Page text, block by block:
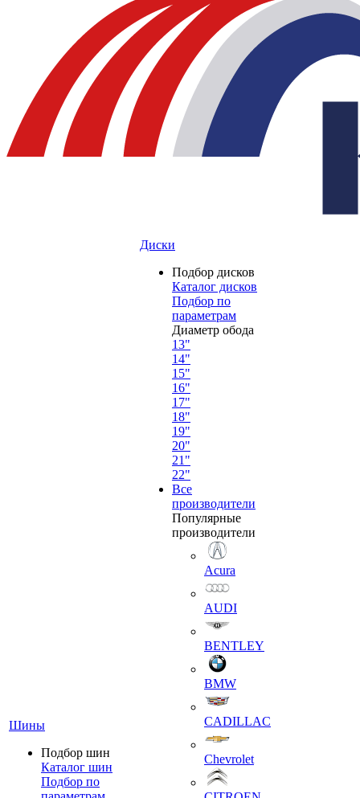
Шины
Подбор шин
Каталог шин
Подбор по
Диски
Подбор дисков
Каталог дисков
Подбор по
параметрам
Диаметр обода
13"
14"
15"
16"
17"
18"
19"
20"
21"
22"
Все
производители
Популярные
производители
Acura
AUDI
BENTLEY
BMW
CADILLAC
Chevrolet